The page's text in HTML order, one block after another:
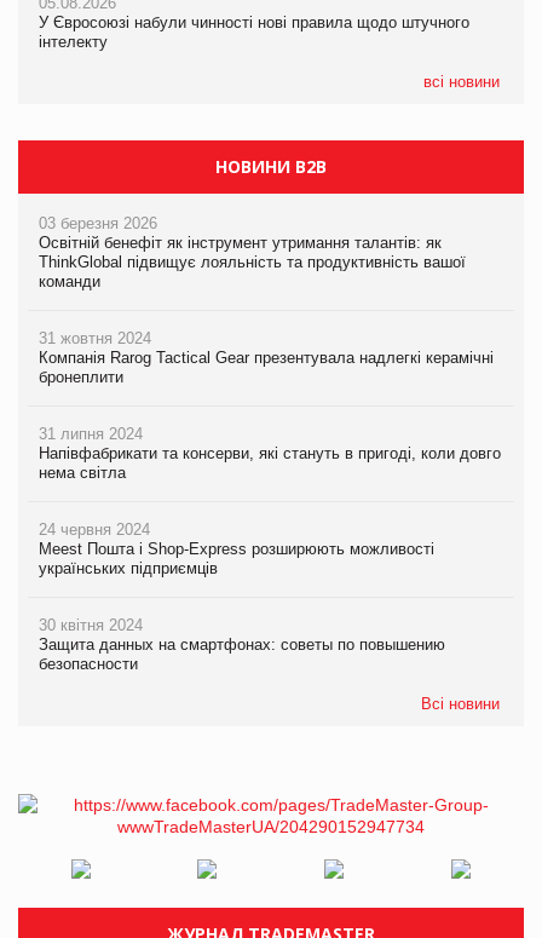
У Євросоюзі набули чинності нові правила щодо штучного
інтелекту
всі новини
05.08.2026
Сергій Лісунов про заморожені хлібобулочні вироби на
Рекламна платформа вимагає від Google компенсацію за
втрату 6,9 трлн рекламних показів
НОВИНИ B2B
03 березня 2026
Освітній бенефіт як інструмент утримання талантів: як
ThinkGlobal підвищує лояльність та продуктивність вашої
команди
31 жовтня 2024
Компанія Rarog Tactical Gear презентувала надлегкі керамічні
бронеплити
31 липня 2024
Напівфабрикати та консерви, які стануть в пригоді, коли довго
нема світла
24 червня 2024
Meest Пошта і Shop-Express розширюють можливості
українських підприємців
30 квітня 2024
Защита данных на смартфонах: советы по повышению
безопасности
Всі новини
ЖУРНАЛ TRADEMASTER